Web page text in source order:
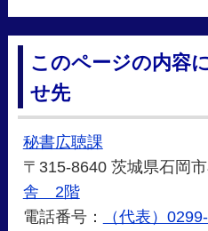
このページの内容
せ先
秘書広聴課
〒315-8640 茨城県石岡
舎 2階
電話番号：
（代表）